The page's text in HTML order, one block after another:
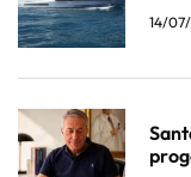
14/